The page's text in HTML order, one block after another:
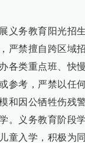
义务教育阳光招
严禁擅自跨区域招
各类重点班、快
参考，严禁以任
和因公牺牲伤残
。义务教育阶段
童入学，积极为